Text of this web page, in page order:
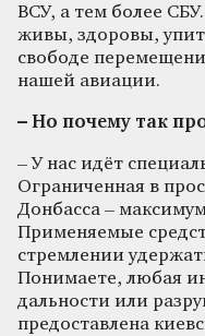
ВСУ, а тем более
живы, здоровы,
свободе
нашей авиации.
– Но почему так
– У нас идёт
Ограниченная в
Донбасса –
Применяемые
стремлении
Понимаете, любая
дальности или
предоставлена